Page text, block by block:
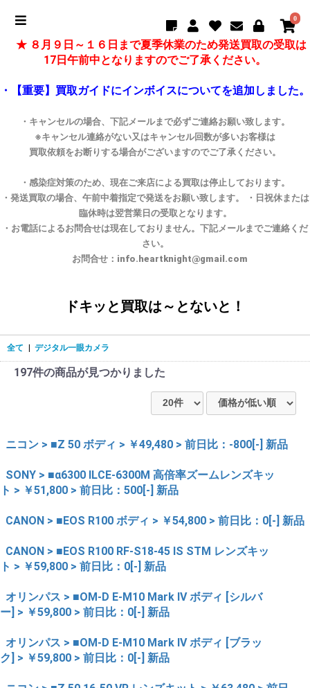
0
★ ８月９日～１６日まで夏季休業のため発送買取の受取は
17日午前中となりますのでご了承ください。
・【重要】買取ガイドにインボイスについてを追加しました。
・キャンセルの場合、下記メールまで必ずご連絡お願い致します。
※キャンセル連絡がない又はキャンセル回数が多いお客様は
買取依頼をお断りする場合がございますのでご了承ください。
・感染症対策のため、現在ご来店による買取は停止しております。
・発送買取の場合、午前中着指定で発送をお願い致します。 ・日祝休または
臨休時は翌営業日の受取となります。
・お電話によるお問合せは現在しておりません。下記メールまでご連絡くだ
さい。
お問合せ：info.heartknight@gmail.com
ドキッと買取は～とないと！
全て デジタル一眼カメラ
197件の商品が見つかりました
ニコン > ■Z 50 ボディ > ￥49,480 > 前日比：-800[-] 新品
SONY > ■α6300 ILCE-6300M 高倍率ズームレンズキッ
ト > ￥51,800 > 前日比：500[-] 新品
CANON > ■EOS R100 ボディ > ￥54,800 > 前日比：0[-] 新品
CANON > ■EOS R100 RF-S18-45 IS STM レンズキッ
ト > ￥59,800 > 前日比：0[-] 新品
オリンパス > ■OM-D E-M10 Mark IV ボディ [シルバ
ー] > ￥59,800 > 前日比：0[-] 新品
オリンパス > ■OM-D E-M10 Mark IV ボディ [ブラッ
ク] > ￥59,800 > 前日比：0[-] 新品